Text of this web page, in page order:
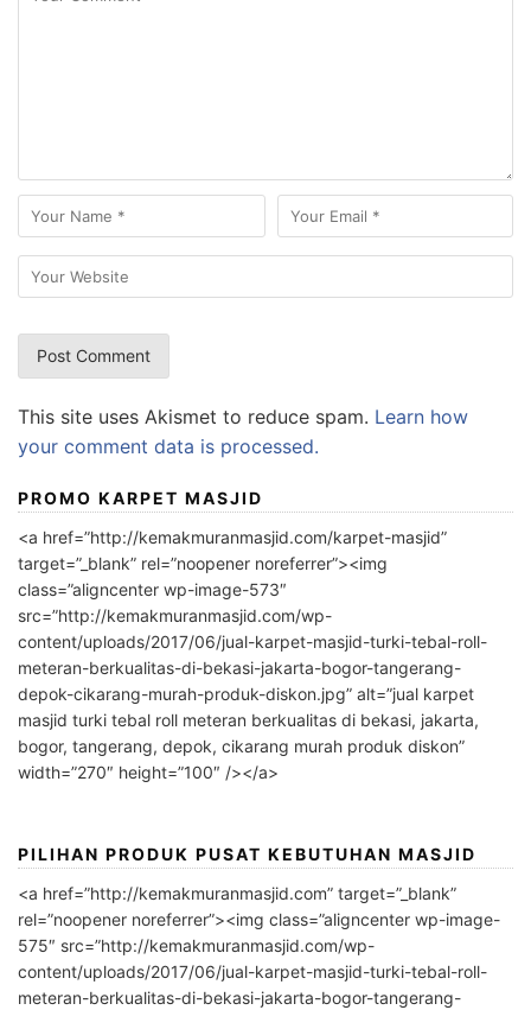
This site uses Akismet to reduce spam. Learn how
your comment data is processed.
PROMO KARPET MASJID
<a href=”http://kemakmuranmasjid.com/karpet-masjid”
target=”_blank” rel=”noopener noreferrer”><img
class=”aligncenter wp-image-573″
src=”http://kemakmuranmasjid.com/wp-
content/uploads/2017/06/jual-karpet-masjid-turki-tebal-roll-
meteran-berkualitas-di-bekasi-jakarta-bogor-tangerang-
depok-cikarang-murah-produk-diskon.jpg” alt=”jual karpet
masjid turki tebal roll meteran berkualitas di bekasi, jakarta,
bogor, tangerang, depok, cikarang murah produk diskon”
width=”270″ height=”100″ /></a>
PILIHAN PRODUK PUSAT KEBUTUHAN MASJID
<a href=”http://kemakmuranmasjid.com” target=”_blank”
rel=”noopener noreferrer”><img class=”aligncenter wp-image-
575″ src=”http://kemakmuranmasjid.com/wp-
content/uploads/2017/06/jual-karpet-masjid-turki-tebal-roll-
meteran-berkualitas-di-bekasi-jakarta-bogor-tangerang-